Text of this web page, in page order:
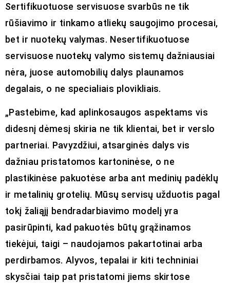
Sertifikuotuose servisuose svarbūs ne tik
rūšiavimo ir tinkamo atliekų saugojimo procesai,
bet ir nuotekų valymas. Nesertifikuotuose
servisuose nuotekų valymo sistemų dažniausiai
nėra, juose automobilių dalys plaunamos
degalais, o ne specialiais plovikliais.
„Pastebime, kad aplinkosaugos aspektams vis
didesnį dėmesį skiria ne tik klientai, bet ir verslo
partneriai. Pavyzdžiui, atsarginės dalys vis
dažniau pristatomos kartoninėse, o ne
plastikinėse pakuotėse arba ant medinių padėklų
ir metalinių grotelių. Mūsų servisų užduotis pagal
tokį žaliąjį bendradarbiavimo modelį yra
pasirūpinti, kad pakuotės būtų grąžinamos
tiekėjui, taigi – naudojamos pakartotinai arba
perdirbamos. Alyvos, tepalai ir kiti techniniai
skysčiai taip pat pristatomi jiems skirtose